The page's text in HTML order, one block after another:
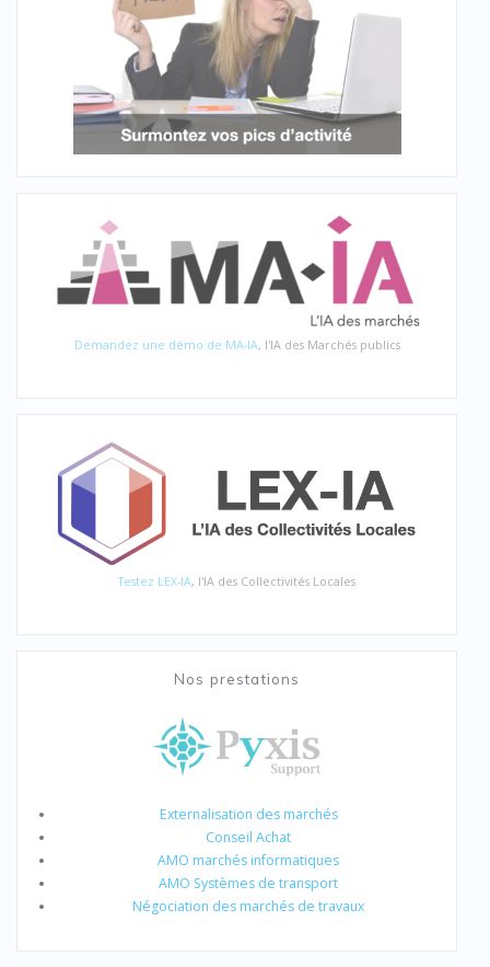
Demandez une démo de MA-IA, l'IA des Marchés publics
Testez LEX-IA, l'IA des Collectivités Locales
Nos prestations
Externalisation des marchés
Conseil Achat
AMO marchés informatiques
AMO Systèmes de transport
Négociation des marchés de travaux